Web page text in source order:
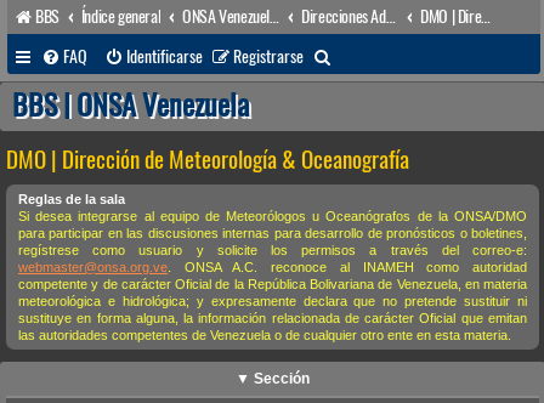
BBS Índice general Direcciones Administrativas
DMO | Dirección de Meteorología & Oceanografía
FAQ
Identificarse Registrarse
u
c
a
r
BBS | ONSA Venezuela
DMO | Dirección de Meteorología & Oceanografía
Reglas de la sala
Si desea integrarse al equipo de Meteorólogos u Oceanógrafos de la ONSA/DMO
para participar en las discusiones internas para desarrollo de pronósticos o boletines,
regístrese como usuario y solicite los permisos a través del correo-e:
webmaster@onsa.org.ve . ONSA A.C. reconoce al INAMEH como autoridad
competente y de carácter Oficial de la República Bolivariana de Venezuela, en materia
meteorológica e hidrológica; y expresamente declara que no pretende sustituir ni
sustituye en forma alguna, la información relacionada de carácter Oficial que emitan
las autoridades competentes de Venezuela o de cualquier otro ente en esta materia.
▼ Sección